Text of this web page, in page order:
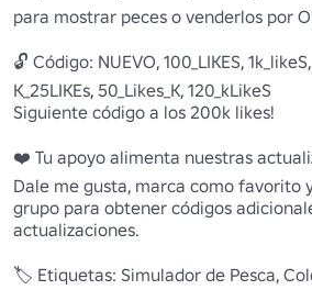
para mostrar peces o venderlos por
🔓 Código: NUEVO, 100_LIKES,
K_25LIKEs, 50_Likes_K, 120_kLikeS
Siguiente código a los 200k likes!
❤️ Tu apoyo alimenta nuestras
Dale me gusta, marca como favorito
grupo para obtener códigos
actualizaciones.
🏷️ Etiquetas: Simulador de Pesca,